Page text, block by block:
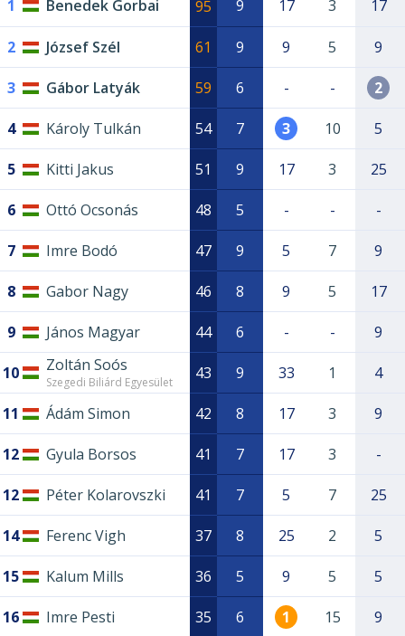
1 Benedek Gorbai 95 9 17 3 17
2 József Szél 61 9 9 5 9
3 Gábor Latyák 59 6 - - 2
4 Károly Tulkán 54 7 3 10 5
5 Kitti Jakus 51 9 17 3 25
6 Ottó Ocsonás 48 5 - - -
7 Imre Bodó 47 9 5 7 9
8 Gabor Nagy 46 8 9 5 17
9 János Magyar 44 6 - - 9
10 Zoltán Soós
Szegedi Biliárd Egyesület 43 9 33 1 4
11 Ádám Simon 42 8 17 3 9
12 Gyula Borsos 41 7 17 3 -
12 Péter Kolarovszki 41 7 5 7 25
14 Ferenc Vigh 37 8 25 2 5
15 Kalum Mills 36 5 9 5 5
16 Imre Pesti 35 6 1 15 9